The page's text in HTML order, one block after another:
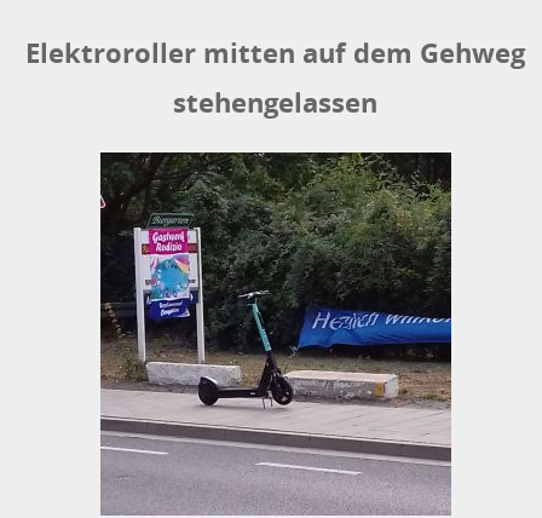
Elektroroller mitten auf dem Gehweg
stehengelassen